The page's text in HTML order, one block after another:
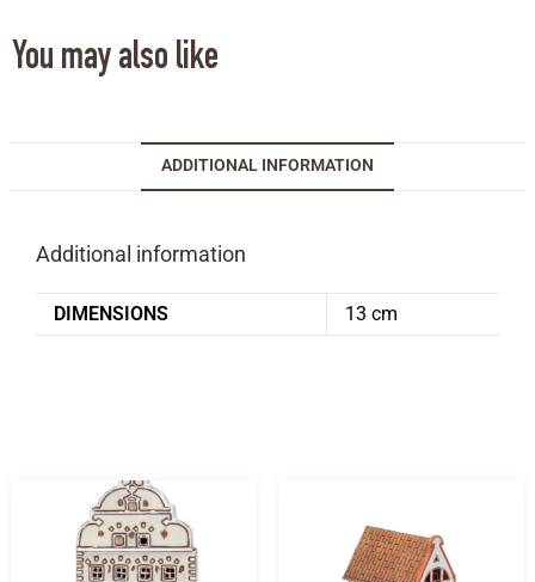
You may also like
ADDITIONAL INFORMATION
Additional information
DIMENSIONS 13 cm